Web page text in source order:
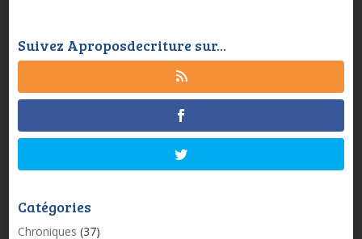
Suivez Aproposdecriture sur...
Catégories
Chroniques (37)